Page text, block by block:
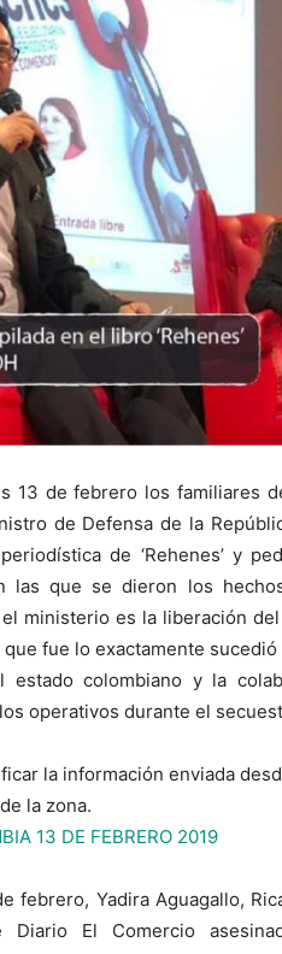
13 de febrero los familiares
de Defensa de la
de ‘Rehenes’ y
las que se dieron los
ministerio es la liberación
fue lo exactamente
colombiano y la
operativos durante el
la información enviada
la zona.
13 DE FEBRERO 2019
febrero, Yadira Aguagallo,
El Comercio